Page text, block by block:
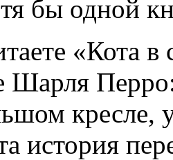
бы одной
«Кота
Шарля
кресле,
история